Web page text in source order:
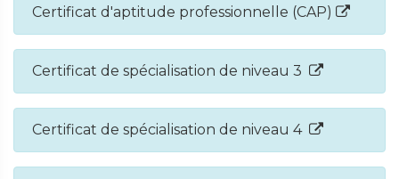
Certificat d'aptitude professionnelle (CAP)
Certificat de spécialisation de niveau 3
Certificat de spécialisation de niveau 4